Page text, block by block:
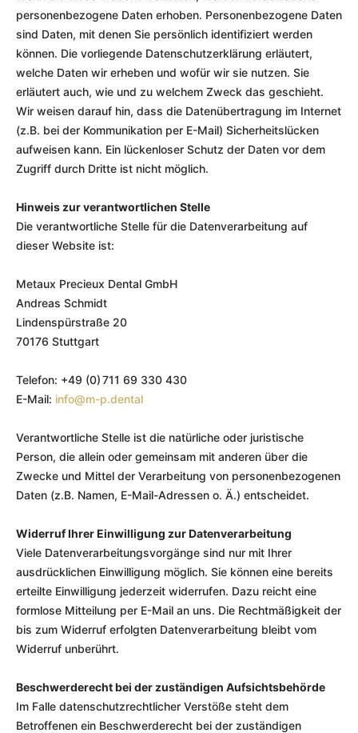
personenbezogene Daten erhoben. Personenbezogene Daten
sind Daten, mit denen Sie persönlich identifiziert werden
können. Die vorliegende Datenschutzerklärung erläutert,
welche Daten wir erheben und wofür wir sie nutzen. Sie
erläutert auch, wie und zu welchem Zweck das geschieht.
Wir weisen darauf hin, dass die Datenübertragung im Internet
(z.B. bei der Kommunikation per E-Mail) Sicherheitslücken
aufweisen kann. Ein lückenloser Schutz der Daten vor dem
Zugriff durch Dritte ist nicht möglich.
Hinweis zur verantwortlichen Stelle
Die verantwortliche Stelle für die Datenverarbeitung auf
dieser Website ist:
Metaux Precieux Dental GmbH
Andreas Schmidt
Lindenspürstraße 20
70176 Stuttgart
Telefon: +49 (0) 711 69 330 430
E-Mail: info@m-p.dental
Verantwortliche Stelle ist die natürliche oder juristische
Person, die allein oder gemeinsam mit anderen über die
Zwecke und Mittel der Verarbeitung von personenbezogenen
Daten (z.B. Namen, E-Mail-Adressen o. Ä.) entscheidet.
Widerruf Ihrer Einwilligung zur Datenverarbeitung
Viele Datenverarbeitungsvorgänge sind nur mit Ihrer
ausdrücklichen Einwilligung möglich. Sie können eine bereits
erteilte Einwilligung jederzeit widerrufen. Dazu reicht eine
formlose Mitteilung per E-Mail an uns. Die Rechtmäßigkeit der
bis zum Widerruf erfolgten Datenverarbeitung bleibt vom
Widerruf unberührt.
Beschwerderecht bei der zuständigen Aufsichtsbehörde
Im Falle datenschutzrechtlicher Verstöße steht dem
Betroffenen ein Beschwerderecht bei der zuständigen